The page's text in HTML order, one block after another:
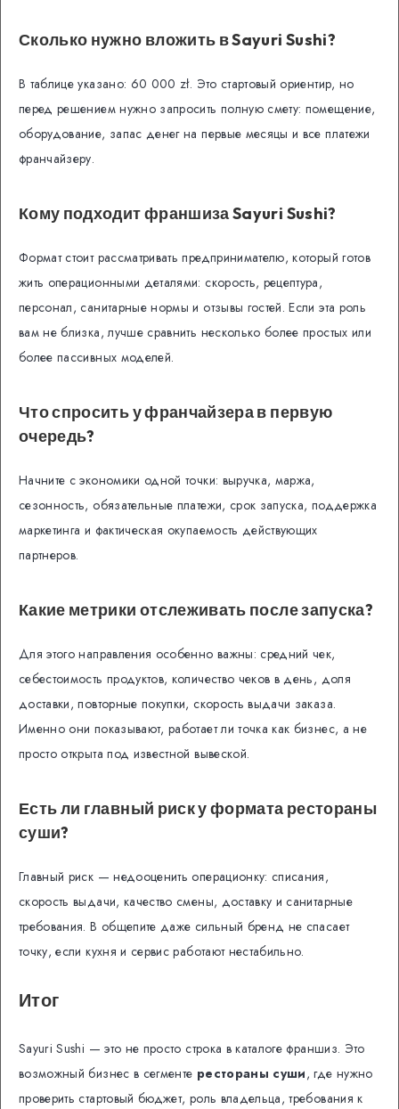
Сколько нужно вложить в Sayuri Sushi?
В таблице указано: 60 000 zł. Это стартовый ориентир, но
перед решением нужно запросить полную смету: помещение,
оборудование, запас денег на первые месяцы и все платежи
франчайзеру.
Кому подходит франшиза Sayuri Sushi?
Формат стоит рассматривать предпринимателю, который готов
жить операционными деталями: скорость, рецептура,
персонал, санитарные нормы и отзывы гостей. Если эта роль
вам не близка, лучше сравнить несколько более простых или
более пассивных моделей.
Что спросить у франчайзера в первую
очередь?
Начните с экономики одной точки: выручка, маржа,
сезонность, обязательные платежи, срок запуска, поддержка
маркетинга и фактическая окупаемость действующих
партнеров.
Какие метрики отслеживать после запуска?
Для этого направления особенно важны: средний чек,
себестоимость продуктов, количество чеков в день, доля
доставки, повторные покупки, скорость выдачи заказа.
Именно они показывают, работает ли точка как бизнес, а не
просто открыта под известной вывеской.
Есть ли главный риск у формата рестораны
суши?
Главный риск — недооценить операционку: списания,
скорость выдачи, качество смены, доставку и санитарные
требования. В общепите даже сильный бренд не спасает
точку, если кухня и сервис работают нестабильно.
Итог
Sayuri Sushi — это не просто строка в каталоге франшиз. Это
возможный бизнес в сегменте рестораны суши, где нужно
проверить стартовый бюджет, роль владельца, требования к